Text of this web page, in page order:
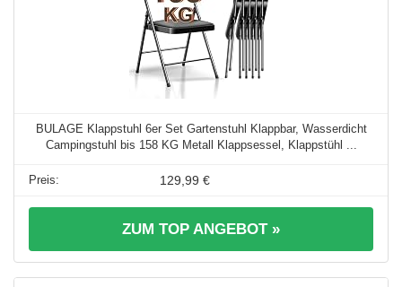
BULAGE Klappstuhl 6er Set Gartenstuhl Klappbar, Wasserdicht
Campingstuhl bis 158 KG Metall Klappsessel, Klappstühl ...
129,99 €
ZUM TOP ANGEBOT »